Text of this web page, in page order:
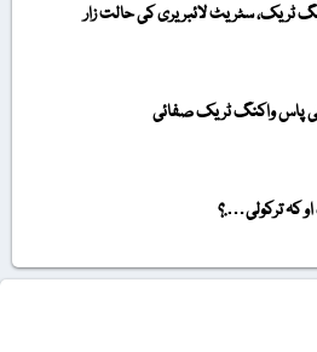
ٹریک، سٹریٹ لائبریری کی حالت زار
پاس واکنگ ٹریک صفائی
کہ ترکولی….؟